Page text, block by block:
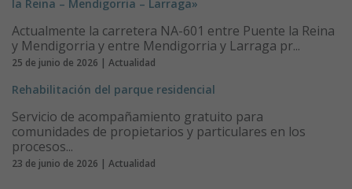
la Reina – Mendigorria – Larraga»
Actualmente la carretera NA-601 entre Puente la Reina
y Mendigorria y entre Mendigorria y Larraga pr...
25 de junio de 2026 | Actualidad
Rehabilitación del parque residencial
Servicio de acompañamiento gratuito para
comunidades de propietarios y particulares en los
procesos...
23 de junio de 2026 | Actualidad